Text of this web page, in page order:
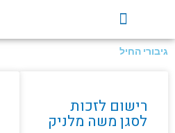
גיבורי החיל
רישום לזכות
לסגן משה מלניק